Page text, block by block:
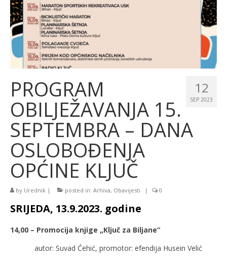
Javne nabavke
Značajni datumi i manifestacije
Program energetske efikasnosti u stambenom
sektoru
12
SEP 2023
PROGRAM
OBILJEŽAVANJA 15.
SEPTEMBRA – DANA
OSLOBOĐENJA
OPĆINE KLJUČ
by Urednik | posted in: Arhiva, Obavijesti | 0
SRIJEDA, 13.9.2023. godine
14,00 – Promocija knjige „Ključ za Biljane“
autor: Suvad Ćehić, promotor: efendija Husein Velić